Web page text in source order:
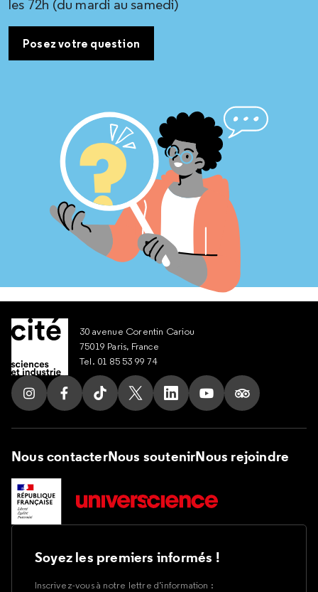
les 72h (du mardi au samedi)
Posez votre question
30 avenue Corentin Cariou
75019 Paris, France
Tel. 01 85 53 99 74
Suivez nous sur Instagram
Suivez nous sur Facebook
Suivez nous sur Tik Tok
Suivez nous sur X
Suivez nous sur LinkedIn
Suivez nous sur
Suivez nous
Nous contacterNous soutenirNous rejoindre
Soyez les premiers informés !
Inscrivez-vous à notre lettre d’information :